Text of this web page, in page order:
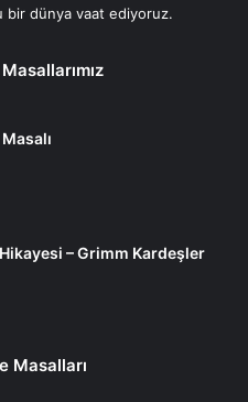
bir dünya vaat ediyoruz.
– Grimm Kardeşler
Masalları